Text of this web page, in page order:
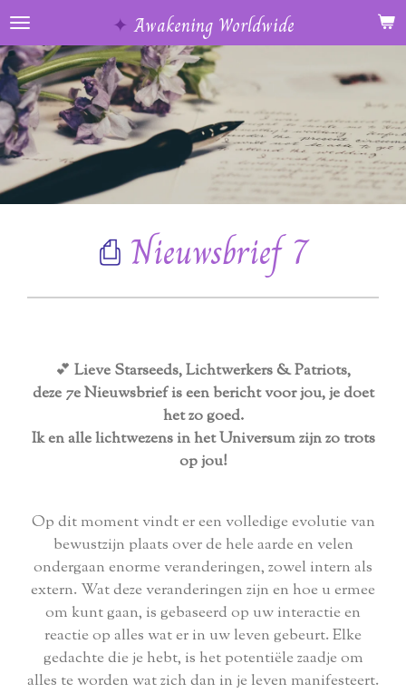
Ga
direct
naar
de
hoofdinhoud
✦ Awakening Worldwide
⎙ Nieuwsbrief 7
💕 Lieve Starseeds, Lichtwerkers & Patriots,
deze 7e Nieuwsbrief is een bericht voor jou, je doet
het zo goed.
Ik en alle lichtwezens in het Universum zijn zo trots
op jou!
Op dit moment vindt er een volledige evolutie van
bewustzijn plaats over de hele aarde en velen
ondergaan enorme veranderingen, zowel intern als
extern. Wat deze veranderingen zijn en hoe u ermee
om kunt gaan, is gebaseerd op uw interactie en
reactie op alles wat er in uw leven gebeurt. Elke
gedachte die je hebt, is het potentiële zaadje om
alles te worden wat zich dan in je leven manifesteert.